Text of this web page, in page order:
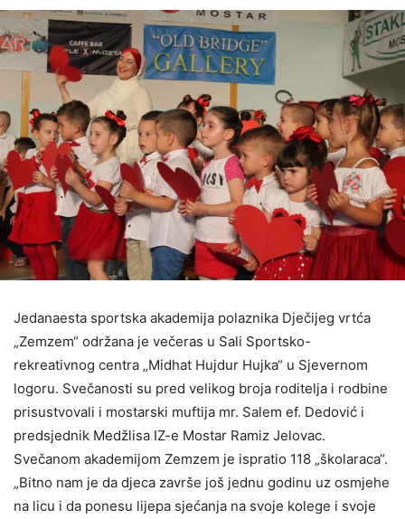
Jedanaesta sportska akademija polaznika Dječijeg vrtća
„Zemzem“ održana je večeras u Sali Sportsko-
rekreativnog centra „Midhat Hujdur Hujka“ u Sjevernom
logoru. Svečanosti su pred velikog broja roditelja i rodbine
prisustvovali i mostarski muftija mr. Salem ef. Dedović i
predsjednik Medžlisa IZ-e Mostar Ramiz Jelovac.
Svečanom akademijom Zemzem je ispratio 118 „školaraca“.
„Bitno nam je da djeca završe još jednu godinu uz osmjehe
na licu i da ponesu lijepa sjećanja na svoje kolege i svoje